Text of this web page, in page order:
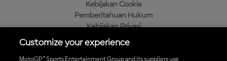
Kebijakan Cookie
Pemberitahuan Hukum
Kebijakan Privasi
Kebijakan Pembelian
Customize your experience
MotoGP™ Sports Entertainment Group and its suppliers use